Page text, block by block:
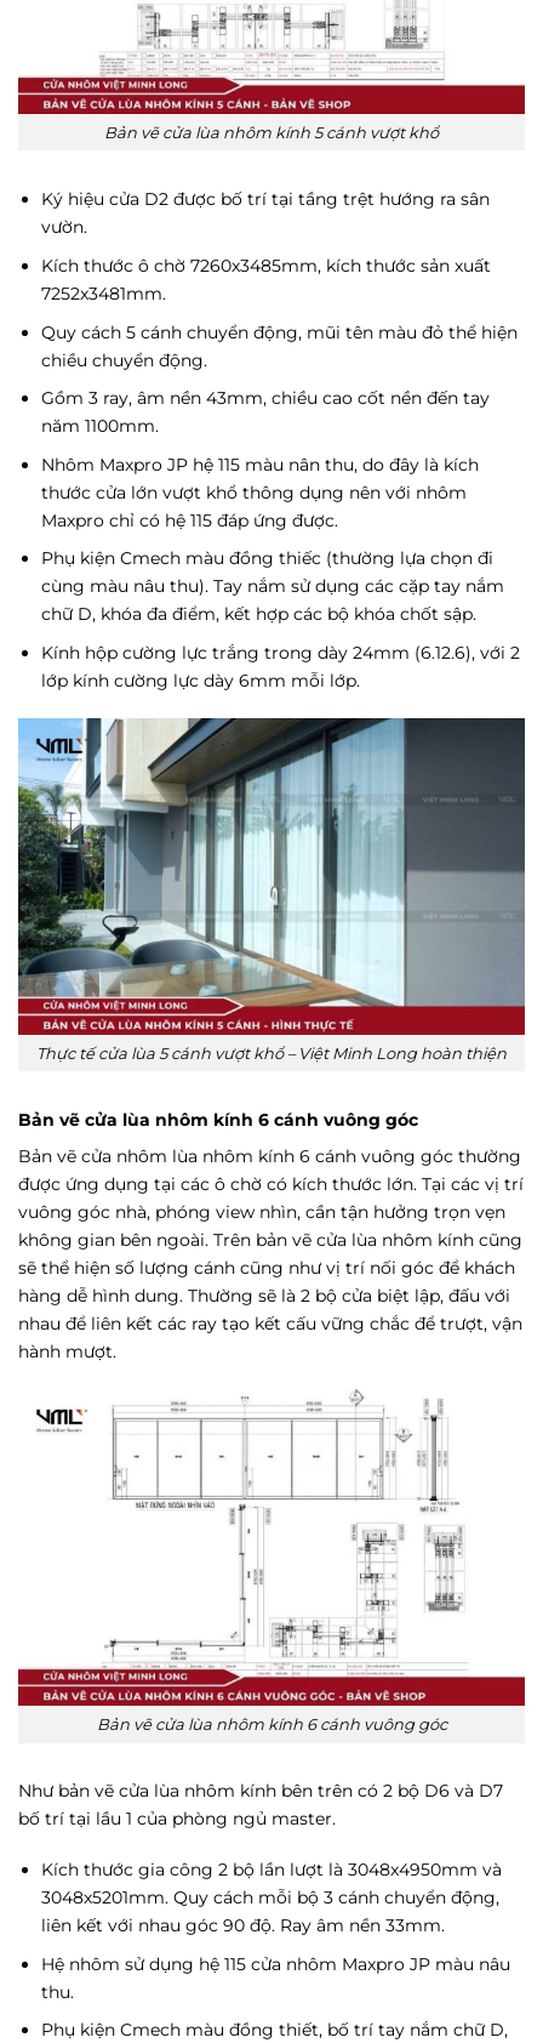
Bản vẽ cửa lùa nhôm kính 5 cánh vượt khổ
Ký hiệu cửa D2 được bố trí tại tầng trệt hướng ra sân
vườn.
Kích thước ô chờ 7260x3485mm, kích thước sản xuất
7252x3481mm.
Quy cách 5 cánh chuyển động, mũi tên màu đỏ thể hiện
chiều chuyển động.
Gồm 3 ray, âm nền 43mm, chiều cao cốt nền đến tay
năm 1100mm.
Nhôm Maxpro JP hệ 115 màu nân thu, do đây là kích
thước cửa lớn vượt khổ thông dụng nên với nhôm
Maxpro chỉ có hệ 115 đáp ứng được.
Phụ kiện Cmech màu đồng thiếc (thường lựa chọn đi
cùng màu nâu thu). Tay nắm sử dụng các cặp tay nắm
chữ D, khóa đa điểm, kết hợp các bộ khóa chốt sập.
Kính hộp cường lực trắng trong dày 24mm (6.12.6), với 2
lớp kính cường lực dày 6mm mỗi lớp.
Thực tế cửa lùa 5 cánh vượt khổ – Việt Minh Long hoàn thiện
Bản vẽ cửa lùa nhôm kính 6 cánh vuông góc
Bản vẽ cửa nhôm lùa nhôm kính 6 cánh vuông góc thường
được ứng dụng tại các ô chờ có kích thước lớn. Tại các vị trí
vuông góc nhà, phóng view nhìn, cần tận hưởng trọn vẹn
không gian bên ngoài. Trên bản vẽ cửa lùa nhôm kính cũng
sẽ thể hiện số lượng cánh cũng như vị trí nối góc để khách
hàng dễ hình dung. Thường sẽ là 2 bộ cửa biệt lập, đấu với
nhau để liên kết các ray tạo kết cấu vững chắc để trượt, vận
hành mượt.
Bản vẽ cửa lùa nhôm kính 6 cánh vuông góc
Như bản vẽ cửa lùa nhôm kính bên trên có 2 bộ D6 và D7
bố trí tại lầu 1 của phòng ngủ master.
Kích thước gia công 2 bộ lần lượt là 3048x4950mm và
3048x5201mm. Quy cách mỗi bộ 3 cánh chuyển động,
liên kết với nhau góc 90 độ. Ray âm nền 33mm.
Hệ nhôm sử dụng hệ 115 cửa nhôm Maxpro JP màu nâu
thu.
Phụ kiện Cmech màu đồng thiết, bố trí tay nắm chữ D,